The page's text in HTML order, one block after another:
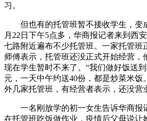
习。
但也有的托管班暂不接收学生，变
月22日下午5点多，华商报记者来到西
七路附近遍布不少托管班。一家托管班
师傅表示，托管班还没正式开始经营，
现在学生暂时不来了。“我们做好饭送
元，一天中午约送40份，都是炒菜米饭
外几家托管班，有经营者表示，还没营
一名刚放学的初一女生告诉华商报
在托管班吃饭做作业，疫情后父母说让